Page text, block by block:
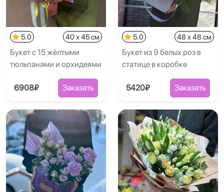
5.0 40 x 45 см
Букет с 15 жёлтыми
тюльпанами и орхидеями
6908₽ Заказать
5.0 48 x 48 см
Букет из 9 белых роз в
статице в коробке
5420₽ Заказать